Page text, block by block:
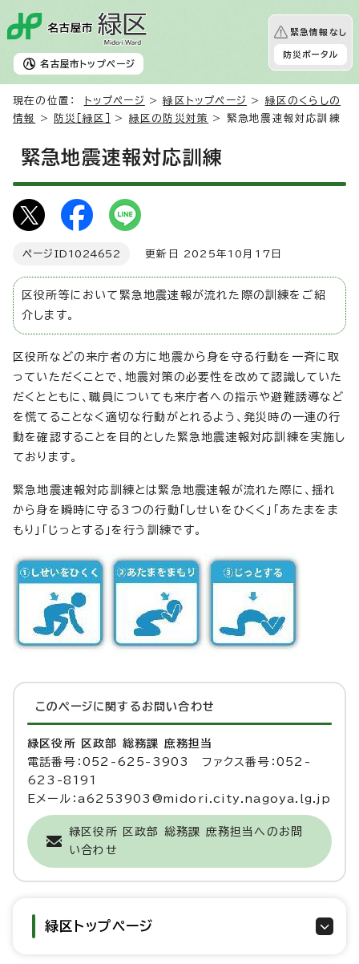
名古屋市 トップページ
緊急情報なし
防災ポータル
現在の位置： トップページ >緑区トップページ > 緑区のくらしの
情報
> 防災［緑区］ > 緑区の防災対策 > 緊急地震速報対応訓練
緊急地震速報対応訓練
ページID 1024652 更新日 2025年10月17日
区役所等において緊急地震速報が流れた際の訓練をご紹
介します。
区役所などの来庁者の方に地震から身を守る行動を一斉に取
っていただくことで、地震対策の必要性を改めて認識していた
だくとともに、職員についても来庁者への指示や避難誘導など
を慌てることなく適切な行動がとれるよう、発災時の一連の行
動を確認することを目的とした緊急地震速報対応訓練を実施し
ております。
緊急地震速報対応訓練とは緊急地震速報が流れた際に、揺れ
から身を瞬時に守る3つの行動「しせいをひくく」「あたまをま
もり」「じっとする」を行う訓練です。
このページに関する お問い合わせ
緑区役所 区政部 総務課 庶務担当
電話番号：052-625-3903 ファクス番号：052-
623-8191
Eメール：a6253903@midori.city.nagoya.lg.jp
緑区役所 区政部 総務課 庶務担当へのお問
い合わせ
緑区トップページ